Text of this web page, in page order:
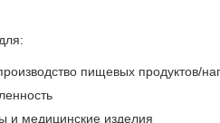
пищевых продуктов/
и медицинские изделия